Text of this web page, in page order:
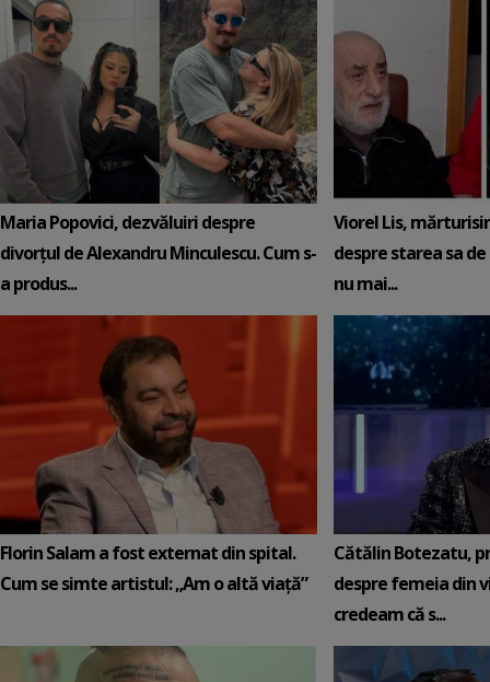
Maria Popovici, dezvăluiri despre
divorțul de Alexandru Minculescu. Cum s-
a produs...
Viorel Lis,
despre starea sa
nu mai...
Florin Salam a fost externat din spital.
Cum se simte artistul: „Am o altă viață”
Cătălin Botezatu,
despre femeia din
credeam că s...